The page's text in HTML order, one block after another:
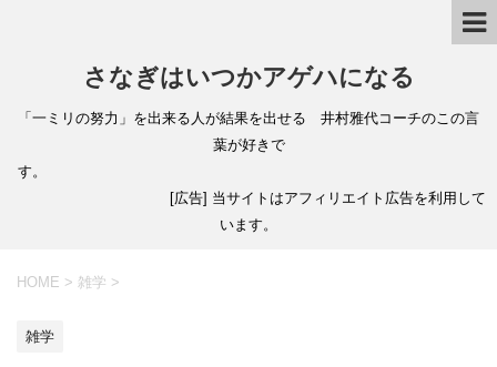
さなぎはいつかアゲハになる
「一ミリの努力」を出来る人が結果を出せる 井村雅代コーチのこの言
葉が好きで
す。
[広告] 当サイトはアフィリエイト広告を利用して
います。
HOME > 雑学 >
雑学